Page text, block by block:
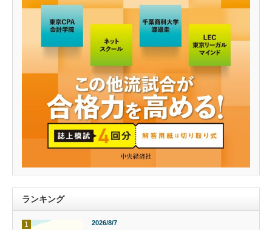
ランキング
1 2026/8/7